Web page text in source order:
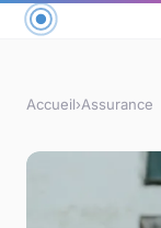
Accueil›Assurance